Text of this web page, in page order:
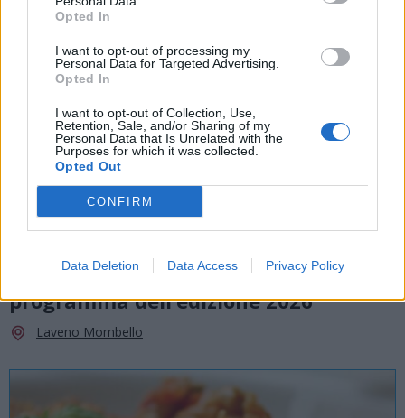
Opted In
I want to opt-out of processing my
Personal Data for Targeted Advertising.
Opted In
I want to opt-out of Collection, Use,
Retention, Sale, and/or Sharing of my
Personal Data that Is Unrelated with the
Purposes for which it was collected.
Opted Out
CONFIRM
Data Deletion Data Access Privacy Policy
SAGRE, FIERE E FESTE
Torna il Ferragosto Lavenese: ecco il
programma dell’edizione 2026
Laveno Mombello